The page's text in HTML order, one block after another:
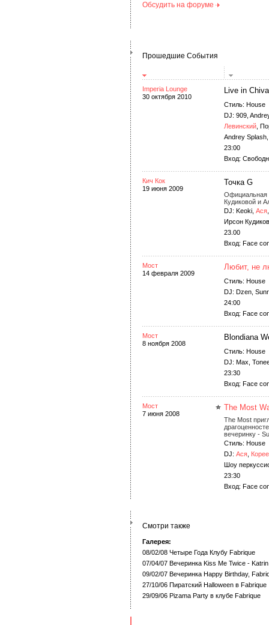
Обсудить на форуме
Прошедшие События
Imperia Lounge
30 октября 2010
Live in
Стиль: House
DJ: 909,
Левинский ,
Andrey
23:00
Вход:
Кич Кок
19 июня 2009
Точка G
Официальная
Кудиковой и
DJ: Keoki, Ася
Ирсон
23.00
Вход: Face
Мост
14 февраля 2009
Любит, не
Стиль: House
DJ: Dzen,
24:00
Вход: Face
Мост
8 ноября 2008
Blondiana
Стиль: House
DJ: Max,
23:30
Вход: Face
Мост
7 июня 2008
The Most
The Most
вечеринку -
Стиль: House
DJ: Ася
Шоу
23:30
Вход: Face
Смотри также
Галерея:
08/02/08 Четыре Года Клубу Fabrique
07/04/07 Вечеринка Kiss Me Twice -
09/02/07 Вечеринка Happy Birthday,
27/10/06 Пиратский Halloween в Fabrique
29/09/06 Pizama Party в клубе Fabrique